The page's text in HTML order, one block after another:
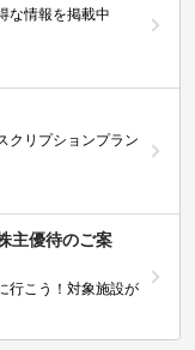
な情報を掲載中
クリプションプラン
主優待のご案
行こう！対象施設が